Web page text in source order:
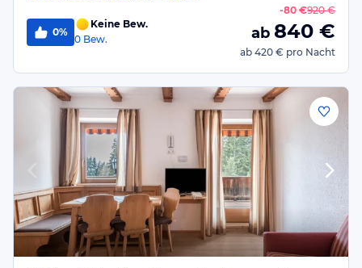
0%
Keine Bew.
0 Bew.
-80 €920 €
ab 840 €
ab 420 € pro Nacht